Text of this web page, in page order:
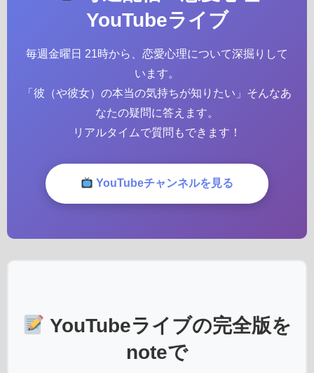
YouTubeライブ
毎週金曜日 21時から、恋愛心理について深掘りして
います。
「彼（や彼女）の本当の気持ちが知りたい」そんなあ
なたの疑問に答えます。
リアルタイムで質問もできます！
YouTubeチャンネルを見る
YouTubeライブの完全版を
noteで